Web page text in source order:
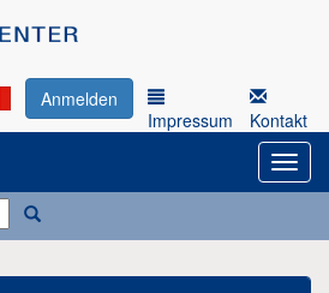
Anmelden
Impressum
Kontakt